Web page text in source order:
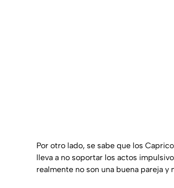
Por otro lado, se sabe que los
lleva a no soportar los actos
realmente no son una buena pareja